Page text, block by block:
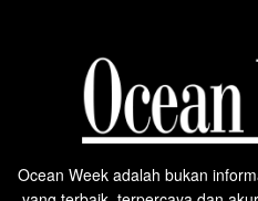
Ocean Week adalah bukan